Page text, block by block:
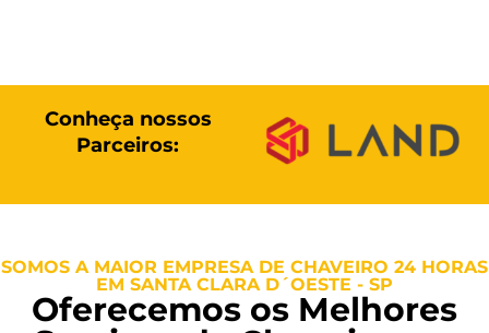
Conheça nossos
Parceiros:
SOMOS A MAIOR EMPRESA DE CHAVEIRO 24 HORAS
EM SANTA CLARA D´OESTE - SP
Oferecemos os Melhores